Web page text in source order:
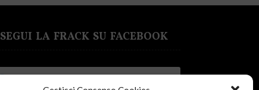
SEGUI LA FRACK SU FACEBOOK